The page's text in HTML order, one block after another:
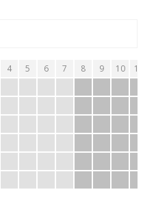
4 5 6 7 8 9 10
11